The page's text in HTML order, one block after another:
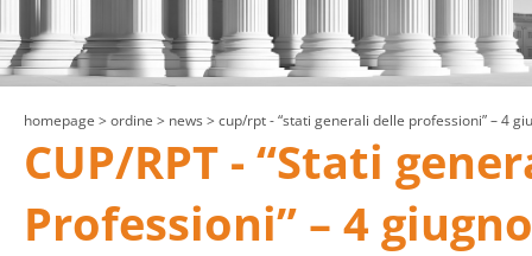
homepage > ordine > news > cup/rpt - “stati generali delle professioni” – 4
CUP/RPT - “Stati
Professioni” – 4